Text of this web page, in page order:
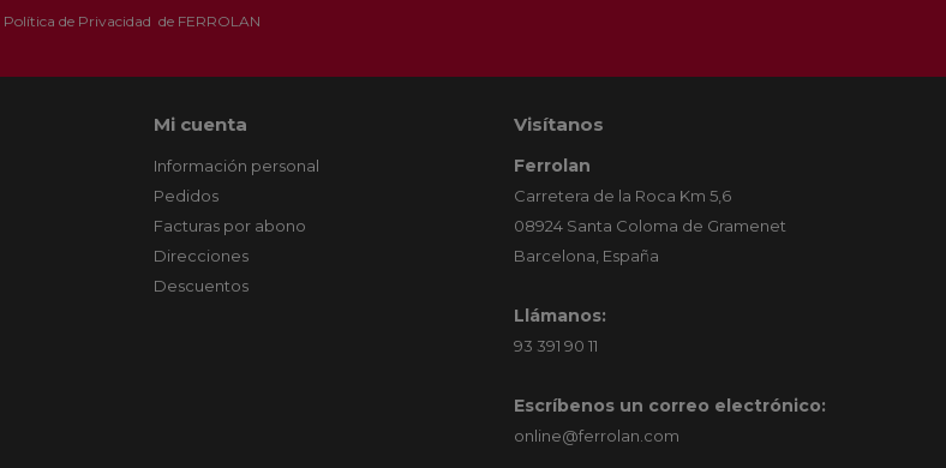
Política de Privacidad de FERROLAN
Mi cuenta
Información personal
Pedidos
Facturas por abono
Direcciones
Descuentos
Visítanos
Ferrolan
Carretera de la Roca Km 5,6
08924 Santa Coloma de Gramenet
Barcelona, España
Llámanos:
93 391 90 11
Escríbenos un correo electrónico:
online@ferrolan.com